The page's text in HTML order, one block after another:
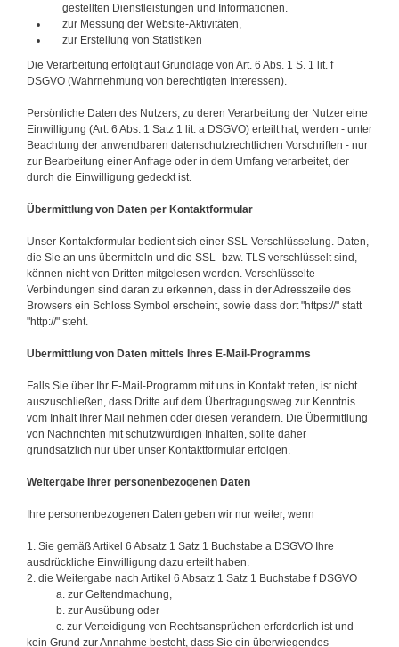
gestellten Dienstleistungen und Informationen.
zur Messung der Website-Aktivitäten,
zur Erstellung von Statistiken
Die Verarbeitung erfolgt auf Grundlage von Art. 6 Abs. 1 S. 1 lit. f
DSGVO (Wahrnehmung von berechtigten Interessen).
Persönliche Daten des Nutzers, zu deren Verarbeitung der Nutzer eine
Einwilligung (Art. 6 Abs. 1 Satz 1 lit. a DSGVO) erteilt hat, werden - unter
Beachtung der anwendbaren datenschutzrechtlichen Vorschriften - nur
zur Bearbeitung einer Anfrage oder in dem Umfang verarbeitet, der
durch die Einwilligung gedeckt ist.
Übermittlung von Daten per Kontaktformular
Unser Kontaktformular bedient sich einer SSL-Verschlüsselung. Daten,
die Sie an uns übermitteln und die SSL- bzw. TLS verschlüsselt sind,
können nicht von Dritten mitgelesen werden. Verschlüsselte
Verbindungen sind daran zu erkennen, dass in der Adresszeile des
Browsers ein Schloss Symbol erscheint, sowie dass dort "https://" statt
"http://" steht.
Übermittlung von Daten mittels Ihres E-Mail-Programms
Falls Sie über Ihr E-Mail-Programm mit uns in Kontakt treten, ist nicht
auszuschließen, dass Dritte auf dem Übertragungsweg zur Kenntnis
vom Inhalt Ihrer Mail nehmen oder diesen verändern. Die Übermittlung
von Nachrichten mit schutzwürdigen Inhalten, sollte daher
grundsätzlich nur über unser Kontaktformular erfolgen.
Weitergabe Ihrer personenbezogenen Daten
Ihre personenbezogenen Daten geben wir nur weiter, wenn
1. Sie gemäß Artikel 6 Absatz 1 Satz 1 Buchstabe a DSGVO Ihre
ausdrückliche Einwilligung dazu erteilt haben.
2. die Weitergabe nach Artikel 6 Absatz 1 Satz 1 Buchstabe f DSGVO
a. zur Geltendmachung,
b. zur Ausübung oder
c. zur Verteidigung von Rechtsansprüchen erforderlich ist und
kein Grund zur Annahme besteht, dass Sie ein überwiegendes